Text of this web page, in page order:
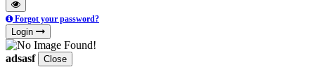
Forgot your password?
Login
adsasf Close